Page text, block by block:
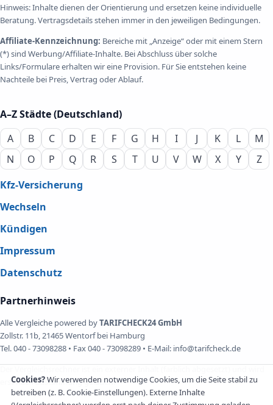
Hinweis: Inhalte dienen der Orientierung und ersetzen keine individuelle
Beratung. Vertragsdetails stehen immer in den jeweiligen Bedingungen.
Affiliate-Kennzeichnung: Bereiche mit „Anzeige“ oder mit einem Stern
(*) sind Werbung/Affiliate-Inhalte. Bei Abschluss über solche
Links/Formulare erhalten wir eine Provision. Für Sie entstehen keine
Nachteile bei Preis, Vertrag oder Ablauf.
A–Z Städte (Deutschland)
A
B C D E F G H I J K L
M
N
O P Q R S T U V W X Y
Z
Kfz-Versicherung
Wechseln
Kündigen
Impressum
Datenschutz
Partnerhinweis
Alle Vergleiche powered byTARIFCHECK24 GmbH
Zollstr. 11b, 21465 Wentorf bei Hamburg
Tel. 040 - 73098288 • Fax 040 - 73098289 • E-Mail: info@tarifcheck.de
erst nach Zustimmung geladen.
Cookies?Wir verwenden notwendige Cookies, um die Seite stabil zu
betreiben (z. B. Cookie-Einstellungen). Externe Inhalte